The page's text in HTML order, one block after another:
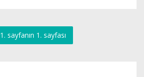
1. sayfanın 1. sayfası